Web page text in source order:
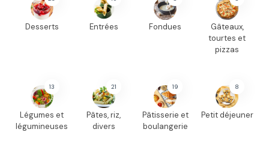
Desserts Entrées Fondues
Gâteaux,
tourtes et
pizzas
13
Légumes et
légumineuses
21
Pâtes, riz,
divers
19
Pâtisserie et
boulangerie
8
Petit déjeuner